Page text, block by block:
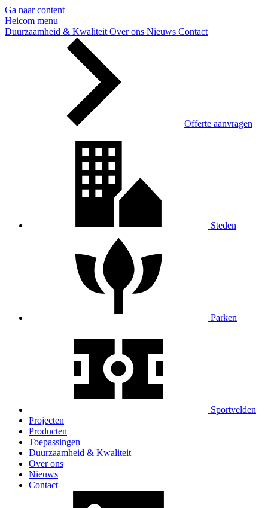
Ga naar content
Heicom menu
Duurzaamheid & Kwaliteit Over ons Nieuws Contact
Offerte aanvragen
Steden
Parken
Sportvelden
Projecten
Producten
Toepassingen
Duurzaamheid & Kwaliteit
Over ons
Nieuws
Contact